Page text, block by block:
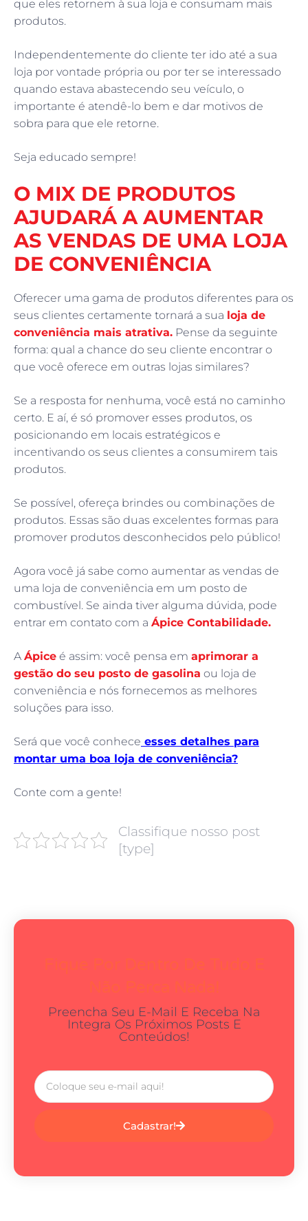
que eles retornem à sua loja e consumam mais
produtos.
Independentemente do cliente ter ido até a sua
loja por vontade própria ou por ter se interessado
quando estava abastecendo seu veículo, o
importante é atendê-lo bem e dar motivos de
sobra para que ele retorne.
Seja educado sempre!
O MIX DE PRODUTOS
AJUDARÁ A AUMENTAR
AS VENDAS DE UMA LOJA
DE CONVENIÊNCIA
Oferecer uma gama de produtos diferentes para os
seus clientes certamente tornará a sua loja de
conveniência mais atrativa. Pense da seguinte
forma: qual a chance do seu cliente encontrar o
que você oferece em outras lojas similares?
Se a resposta for nenhuma, você está no caminho
certo. E aí, é só promover esses produtos, os
posicionando em locais estratégicos e
incentivando os seus clientes a consumirem tais
produtos.
Se possível, ofereça brindes ou combinações de
produtos. Essas são duas excelentes formas para
promover produtos desconhecidos pelo público!
Agora você já sabe como aumentar as vendas de
uma loja de conveniência em um posto de
combustível. Se ainda tiver alguma dúvida, pode
entrar em contato com a Ápice Contabilidade.
A Ápice é assim: você pensa em aprimorar a
gestão do seu posto de gasolina ou loja de
conveniência e nós fornecemos as melhores
soluções para isso.
Será que você conhece esses detalhes para
montar uma boa loja de conveniência?
Conte com a gente!
Classifique nosso post
[type]
Preencha Seu E-Mail E Receba Na
Integra Os Próximos Posts E
Conteúdos!
Cadastrar!